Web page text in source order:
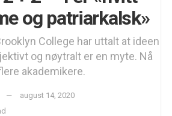
og patriarkalsk»
College har uttalt at ideen
og nøytralt er en myte. Nå
akademikere.
august 14, 2020